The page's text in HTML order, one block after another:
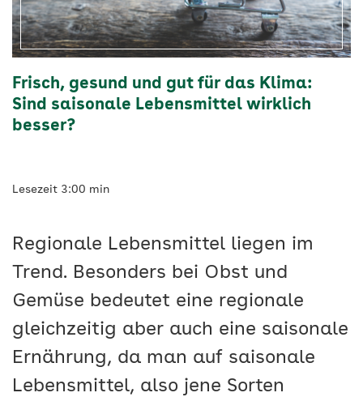
AOK
Vigozone
Frisch, gesund und gut für das Klima:
Sind saisonale Lebensmittel wirklich
besser?
Lesezeit 3:00 min
Regionale Lebensmittel liegen im
Trend. Besonders bei Obst und
Gemüse bedeutet eine regionale
gleichzeitig aber auch eine saisonale
Ernährung, da man auf saisonale
Lebensmittel, also jene Sorten